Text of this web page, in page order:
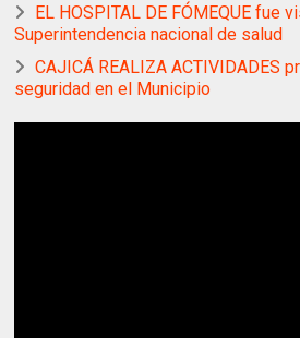
EL HOSPITAL DE FÓMEQUE fue
Superintendencia nacional de salud
CAJICÁ REALIZA ACTIVIDADES
seguridad en el Municipio